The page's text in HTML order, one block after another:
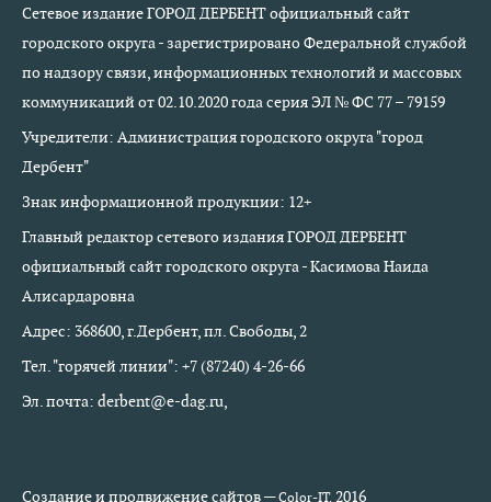
Сетевое издание ГОРОД ДЕРБЕНТ официальный сайт
городского округа - зарегистрировано Федеральной службой
по надзору связи, информационных технологий и массовых
коммуникаций от 02.10.2020 года серия ЭЛ № ФС 77 – 79159
Учредители: Администрация городского округа "город
Дербент"
Знак информационной продукции: 12+
Главный редактор сетевого издания ГОРОД ДЕРБЕНТ
официальный сайт городского округа - Касимова Наида
Алисардаровна
Адрес: 368600, г.Дербент, пл. Свободы, 2
Тел. "горячей линии": +7 (87240) 4-26-66
Эл. почта: derbent@e-dag.ru,
Создание и продвижение сайтов —Color-IT.2016